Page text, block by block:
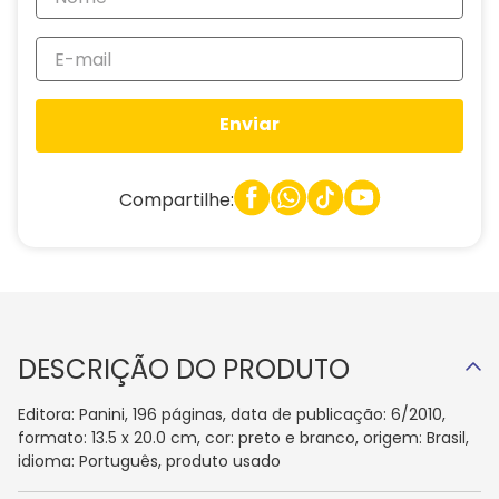
Enviar
Compartilhe:
DESCRIÇÃO DO PRODUTO
Editora: Panini, 196 páginas, data de publicação: 6/2010,
formato: 13.5 x 20.0 cm, cor: preto e branco, origem: Brasil,
idioma: Português, produto usado